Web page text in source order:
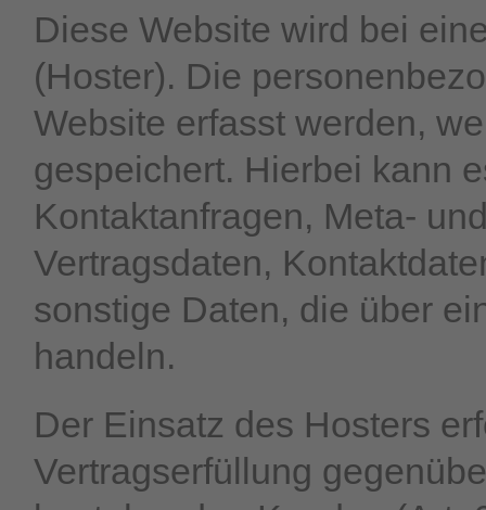
Diese Website wird bei
(Hoster). Die
Website erfasst werden,
gespeichert. Hierbei kann
Kontaktanfragen, Meta-
Vertragsdaten,
sonstige Daten, die über
handeln.
Der Einsatz des Hosters
Vertragserfüllung